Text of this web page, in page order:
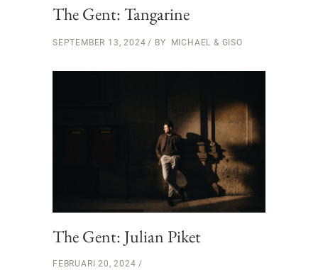
The Gent: Tangarine
SEPTEMBER 13, 2024 BY MICHAEL & GISO
The Gent: Julian Piket
FEBRUARI 20, 2024